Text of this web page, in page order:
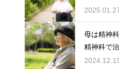
どちらを選
母は精神
精神科で